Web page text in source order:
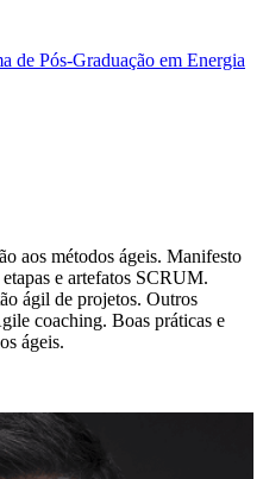
de Pós-Graduação em Energia
aos métodos ágeis. Manifesto
e artefatos SCRUM.
ágil de projetos. Outros
coaching. Boas práticas e
ágeis.